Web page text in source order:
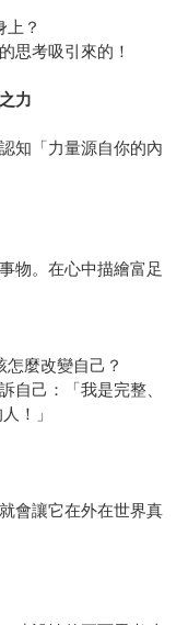
上？
思考吸引來的！
力
知「力量源自你的內
物。在心中描繪富足
怎麼改變自己？
自己：「我是完整、
！」
會讓它在外在世界真